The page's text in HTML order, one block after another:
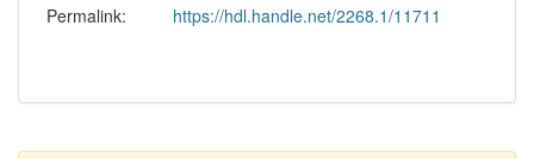
Permalink:
https://hdl.handle.net/2268.1/11711